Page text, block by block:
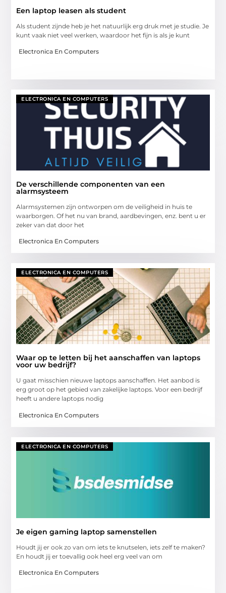
Een laptop leasen als student
Als student zijnde heb je het natuurlijk erg druk met je studie. Je
kunt vaak niet veel werken, waardoor het fijn is als je kunt
Electronica En Computers
ELECTRONICA EN COMPUTERS
De verschillende componenten van een
alarmsysteem
Alarmsystemen zijn ontworpen om de veiligheid in huis te
waarborgen. Of het nu van brand, aardbevingen, enz. bent u er
zeker van dat door het
Electronica En Computers
ELECTRONICA EN COMPUTERS
Waar op te letten bij het aanschaffen van laptops
voor uw bedrijf?
U gaat misschien nieuwe laptops aanschaffen. Het aanbod is
erg groot op het gebied van zakelijke laptops. Voor een bedrijf
heeft u andere laptops nodig
Electronica En Computers
ELECTRONICA EN COMPUTERS
Je eigen gaming laptop samenstellen
Houdt jij er ook zo van om iets te knutselen, iets zelf te maken?
En houdt jij er toevallig ook heel erg veel van om
Electronica En Computers